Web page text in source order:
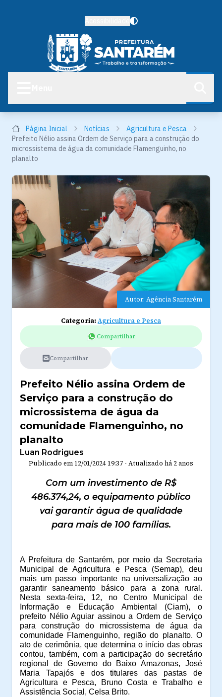
Página Inicial Notícias
Agricultura e Pesca
Prefeito Nélio assina Ordem de Serviço para a construção do
microssistema de água da comunidade Flamenguinho, no
planalto
Autor: Agência Santarém
Categoria:Agricultura e Pesca
Compartilhar
Compartilhar
Prefeito Nélio assina Ordem de
Serviço para a construção do
microssistema de água da
comunidade Flamenguinho, no
planalto
Luan Rodrigues
Publicado em 12/01/2024 19:37 - Atualizado há 2 anos
Com um investimento de R$
486.374,24, o equipamento público
vai garantir água de qualidade
para mais de 100 famílias.
A Prefeitura de Santarém, por meio da Secretaria
Municipal de Agricultura e Pesca (Semap), deu
mais um passo importante na universalização ao
garantir saneamento básico para a zona rural.
Nesta sexta-feira, 12, no Centro Municipal de
Informação e Educação Ambiental (Ciam), o
prefeito Nélio Aguiar assinou a Ordem de Serviço
para construção do microssistema de água da
comunidade Flamenguinho, região do planalto. O
ato de cerimônia, que determina o início das obras
contou, também, com a participação do secretário
regional de Governo do Baixo Amazonas, José
Maria Tapajós e dos titulares das pastas de
Agricultura e Pesca, Bruno Costa e Trabalho e
Assistência Social, Celsa Brito.